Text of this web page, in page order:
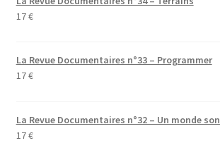
17€
La Revue Documentaires n°33 – Programmer
17€
La Revue Documentaires n°32 – Un monde
17€